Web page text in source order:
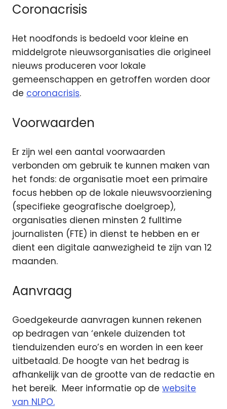
Coronacrisis
Het noodfonds is bedoeld voor kleine en
middelgrote nieuwsorganisaties die origineel
nieuws produceren voor lokale
gemeenschappen en getroffen worden door
de coronacrisis.
Voorwaarden
Er zijn wel een aantal voorwaarden
verbonden om gebruik te kunnen maken van
het fonds: de organisatie moet een primaire
focus hebben op de lokale nieuwsvoorziening
(specifieke geografische doelgroep),
organisaties dienen minsten 2 fulltime
journalisten (FTE) in dienst te hebben en er
dient een digitale aanwezigheid te zijn van 12
maanden.
Aanvraag
Goedgekeurde aanvragen kunnen rekenen
op bedragen van ‘enkele duizenden tot
tienduizenden euro’s en worden in een keer
uitbetaald. De hoogte van het bedrag is
afhankelijk van de grootte van de redactie en
het bereik. Meer informatie op de website
van NLPO.